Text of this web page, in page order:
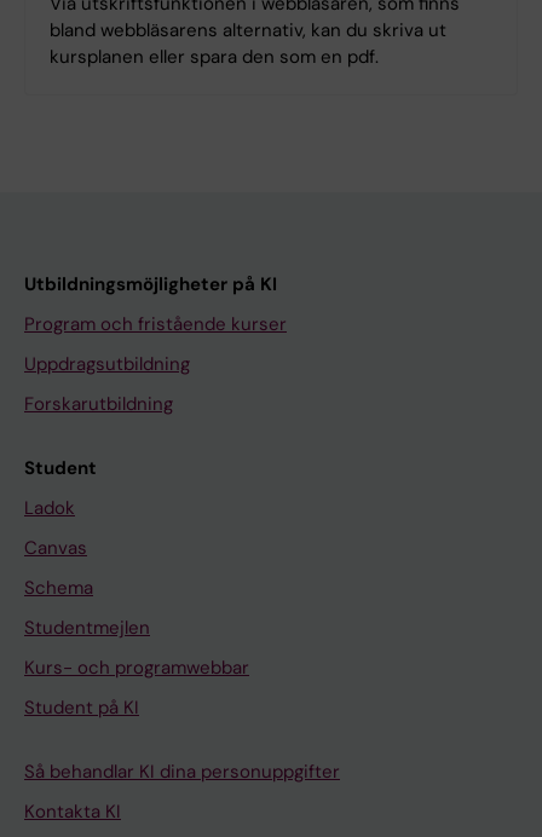
bland webbläsarens alternativ, kan du skriva ut
kursplanen eller spara den som en pdf.
Utbildningsmöjligheter på KI
Program och fristående kurser
Uppdragsutbildning
Forskarutbildning
Student
Ladok
Canvas
Schema
Studentmejlen
Kurs- och programwebbar
Student på KI
Så behandlar KI dina personuppgifter
Kontakta KI